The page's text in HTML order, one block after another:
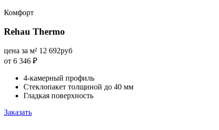
Комфорт
Rehau Thermo
цена за м² 12 692руб
от 6 346 ₽
4-камерный профиль
Стеклопакет толщиной до 40 мм
Гладкая поверхность
Заказать